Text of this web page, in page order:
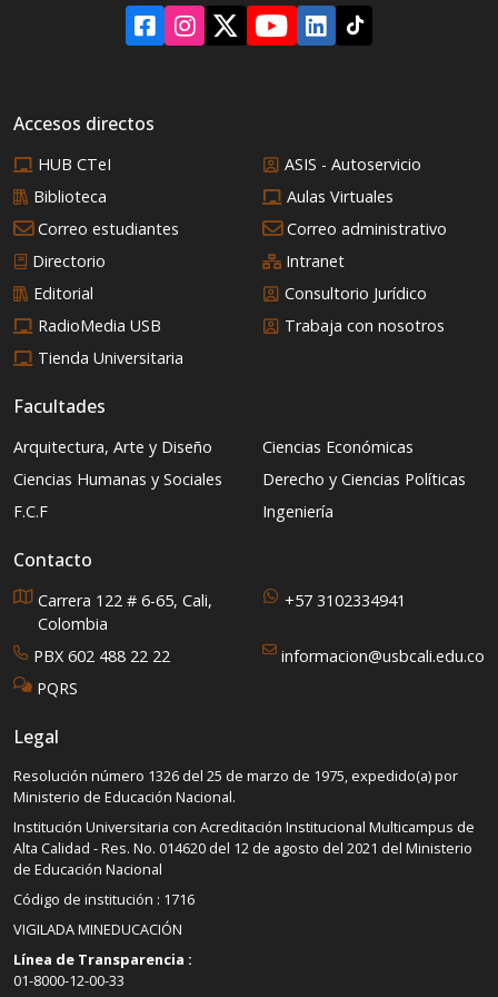
mundial?
Accesos directos
HUB CTeI
ASIS - Autoservicio
Biblioteca
Aulas Virtuales
Correo estudiantes
Correo administrativo
Directorio
Intranet
Editorial
Consultorio Jurídico
RadioMedia USB
Trabaja con nosotros
Tienda Universitaria
Facultades
Arquitectura, Arte y Diseño
Ciencias Económicas
Ciencias Humanas y Sociales
Derecho y Ciencias Políticas
F.C.F
Ingeniería
Contacto
Carrera 122 # 6-65, Cali,
Colombia
+57 3102334941
PBX 602 488 22 22
informacion@usbcali.edu.co
PQRS
Legal
Resolución número 1326 del 25 de marzo de 1975, expedido(a) por
Ministerio de Educación Nacional.
Institución Universitaria con Acreditación Institucional Multicampus de
Alta Calidad - Res. No. 014620 del 12 de agosto del 2021 del Ministerio
de Educación Nacional
Código de institución : 1716
VIGILADA MINEDUCACIÓN
Línea de Transparencia :
01-8000-12-00-33